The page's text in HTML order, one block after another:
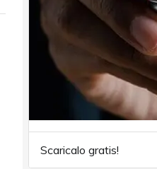
Scaricalo gratis!